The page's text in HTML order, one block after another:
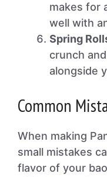
makes for
well with
Spring
crunch
alongside
Common
When making
small mistakes
flavor of your